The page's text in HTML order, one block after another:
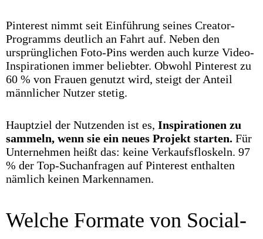
Pinterest nimmt seit Einführung seines Creator-
Programms deutlich an Fahrt auf. Neben den
ursprünglichen Foto-Pins werden auch kurze Video-
Inspirationen immer beliebter. Obwohl Pinterest zu
60 % von Frauen genutzt wird, steigt der Anteil
männlicher Nutzer stetig.
Hauptziel der Nutzenden ist es, Inspirationen zu
sammeln, wenn sie ein neues Projekt starten. Für
Unternehmen heißt das: keine Verkaufsfloskeln. 97
% der Top-Suchanfragen auf Pinterest enthalten
nämlich keinen Markennamen.
Welche Formate von Social-